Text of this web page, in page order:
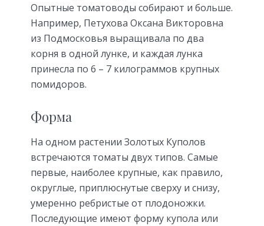
Опытные томатоводы собирают и больше.
Например, Петухова Оксана Викторовна
из Подмосковья выращивала по два
корня в одной лунке, и каждая лунка
принесла по 6 – 7 килограммов крупных
помидоров.
Форма
На одном растении Золотых Куполов
встречаются томаты двух типов. Самые
первые, наиболее крупные, как правило,
округлые, приплюснутые сверху и снизу,
умеренно ребристые от плодоножки.
Последующие имеют форму купола или